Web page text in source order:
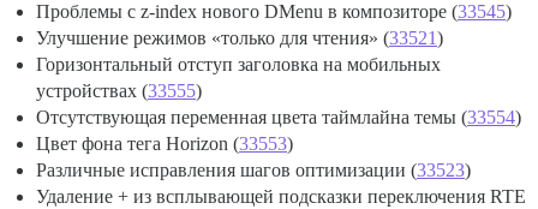
Проблемы с z-index нового DMenu в композиторе (33545)
Улучшение режимов «только для чтения» (33521)
Горизонтальный отступ заголовка на мобильных
устройствах (33555)
Отсутствующая переменная цвета таймлайна темы (33554)
Цвет фона тега Horizon (33553)
Различные исправления шагов оптимизации (33523)
Удаление + из всплывающей подсказки переключения RTE